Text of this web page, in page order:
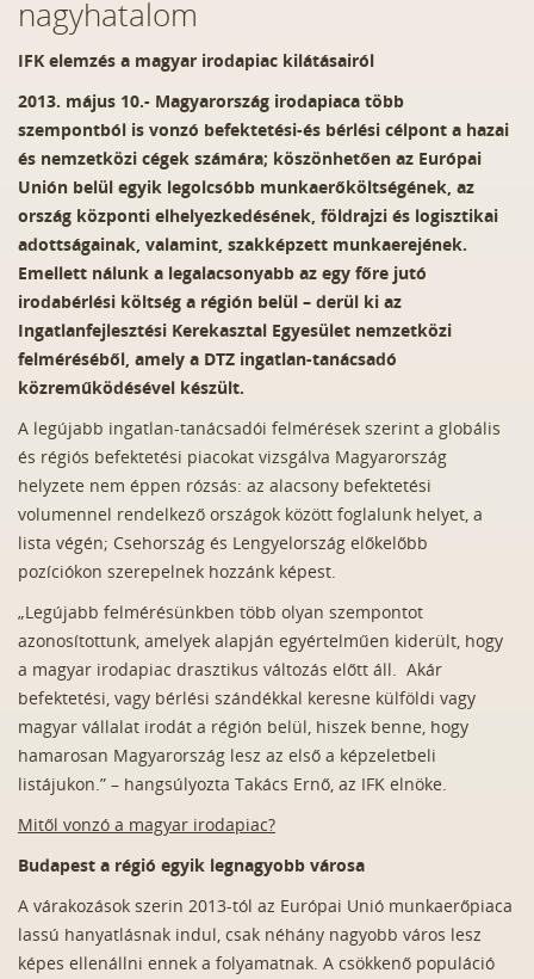
nagyhatalom
IFK elemzés a magyar irodapiac kilátásairól
2013. május 10.- Magyarország irodapiaca több
szempontból is vonzó befektetési-és bérlési célpont a hazai
és nemzetközi cégek számára; köszönhetően az Európai
Unión belül egyik legolcsóbb munkaerőköltségének, az
ország központi elhelyezkedésének, földrajzi és logisztikai
adottságainak, valamint, szakképzett munkaerejének.
Emellett nálunk a legalacsonyabb az egy főre jutó
irodabérlési költség a régión belül – derül ki az
Ingatlanfejlesztési Kerekasztal Egyesület nemzetközi
felméréséből, amely a DTZ ingatlan-tanácsadó
közreműködésével készült.
A legújabb ingatlan-tanácsadói felmérések szerint a globális
és régiós befektetési piacokat vizsgálva Magyarország
helyzete nem éppen rózsás: az alacsony befektetési
volumennel rendelkező országok között foglalunk helyet, a
lista végén; Csehország és Lengyelország előkelőbb
pozíciókon szerepelnek hozzánk képest.
„Legújabb felmérésünkben több olyan szempontot
azonosítottunk, amelyek alapján egyértelműen kiderült, hogy
a magyar irodapiac drasztikus változás előtt áll. Akár
befektetési, vagy bérlési szándékkal keresne külföldi vagy
magyar vállalat irodát a régión belül, hiszek benne, hogy
hamarosan Magyarország lesz az első a képzeletbeli
listájukon.” – hangsúlyozta Takács Ernő, az IFK elnöke.
Mitől vonzó a magyar irodapiac?
Budapest a régió egyik legnagyobb városa
A várakozások szerin 2013-tól az Európai Unió munkaerőpiaca
lassú hanyatlásnak indul, csak néhány nagyobb város lesz
képes ellenállni ennek a folyamatnak. A csökkenő populáció